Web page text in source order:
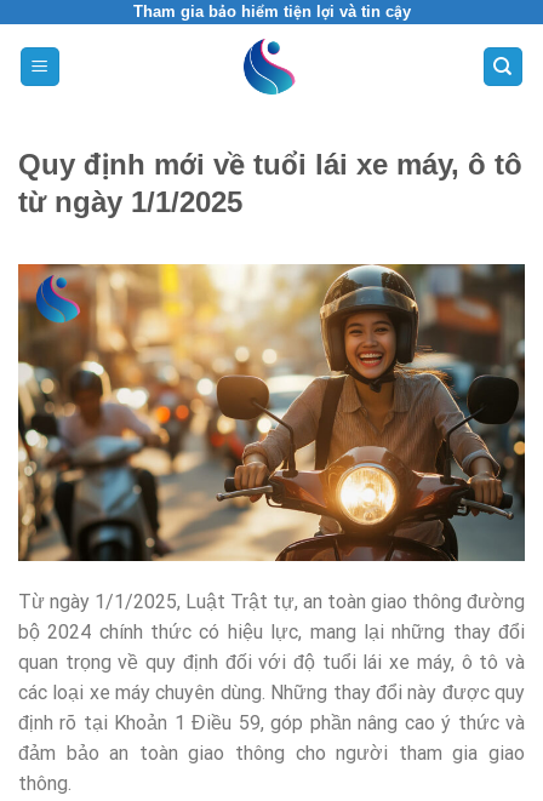
content
Tham gia bảo hiểm tiện lợi và tin cậy
Quy định mới về tuổi lái xe máy, ô tô
từ ngày 1/1/2025
Từ ngày 1/1/2025, Luật Trật tự, an toàn giao thông đường
bộ 2024 chính thức có hiệu lực, mang lại những thay đổi
quan trọng về quy định đối với độ tuổi lái xe máy, ô tô và
các loại xe máy chuyên dùng. Những thay đổi này được quy
định rõ tại Khoản 1 Điều 59, góp phần nâng cao ý thức và
đảm bảo an toàn giao thông cho người tham gia giao
thông.